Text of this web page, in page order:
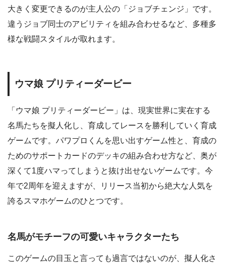
大きく変更できるのが主人公の「ジョブチェンジ」です。
違うジョブ同士のアビリティを組み合わせるなど、多種多
様な戦闘スタイルが取れます。
ウマ娘 プリティーダービー
「ウマ娘 プリティーダービー」は、現実世界に実在する
名馬たちを擬人化し、育成してレースを勝利していく育成
ゲームです。パワプロくんを思い出すゲーム性と、育成の
ためのサポートカードのデッキの組み合わせ方など、奥が
深くて1度ハマってしまうと抜け出せないゲームです。今
年で2周年を迎えますが、リリース当初から絶大な人気を
誇るスマホゲームのひとつです。
名馬がモチーフの可愛いキャラクターたち
このゲームの目玉と言っても過言ではないのが、擬人化さ